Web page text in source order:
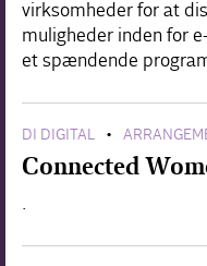
virksomheder for at
muligheder inden for
et spændende
DI DIGITAL •
Connected
.